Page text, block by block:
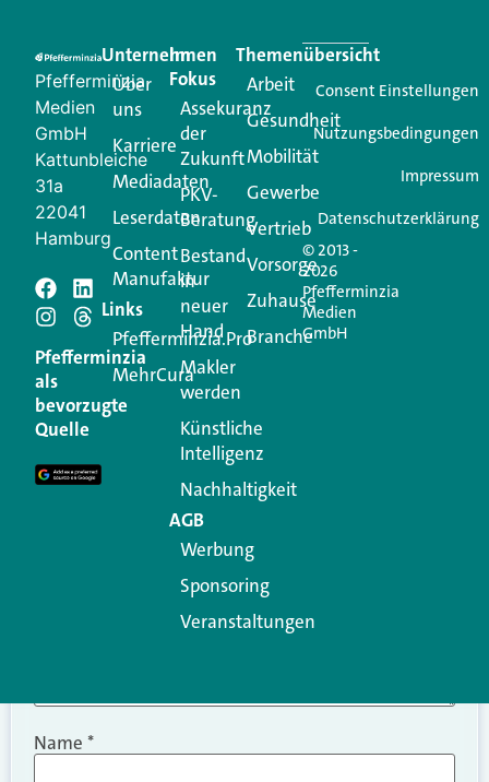
Creator für Ihre Kundenkommunikation. Alles, was
Ihren Vertriebsalltag leichter macht. Mit nur einem
Login.
Jetzt anmelden
Schreiben Sie einen
Kommentar
Ihre E-Mail-Adresse wird nicht veröffentlicht.
Erforderliche Felder sind mit
Kommentar
Name *
Pfefferminzia
Medien
GmbH
Kattunbleiche
31a
22041
Hamburg
Pfefferminzia
als
bevorzugte
Quelle
Unternehmen
Über
uns
Karriere
Mediadaten
Leserdaten
Content
Manufaktur
Links
Pfefferminzia.Pro
MehrCura
Im
Fokus
Assekuranz
der
Zukunft
PKV-
Beratung
Bestand
in
neuer
Hand
Makler
werden
Künstliche
Intelligenz
Nachhaltigkeit
AGB
Werbung
Sponsoring
Veranstaltungen
Themenübersicht
Arbeit
Gesundheit
Mobilität
Gewerbe
Vertrieb
Vorsorge
Zuhause
Branche
© 2013 -
2026
Pfefferminzia
Medien
GmbH
Consent Einstellungen
Nutzungsbedingungen
Impressum
Datenschutzerklärung